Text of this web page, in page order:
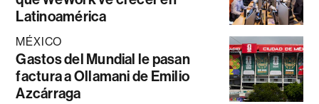
Latinoamérica
MÉXICO
Gastos del Mundial le pasan
factura a Ollamani de Emilio
Azcárraga